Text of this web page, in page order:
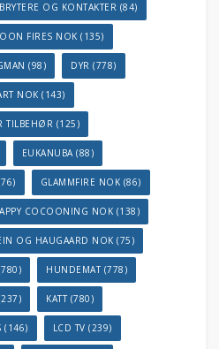
BRYTERE OG KONTAKTER (84)
FIRES NOK (135)
(98) DYR (778)
NOK (143)
TILBEHØR (125)
EUKANUBA (88)
GLAMMFIRE NOK (86)
COCOONING NOK (138)
OG HAUGAARD NOK (75)
HUNDEMAT(778)
KATT(780)
(146) LCD TV (239)